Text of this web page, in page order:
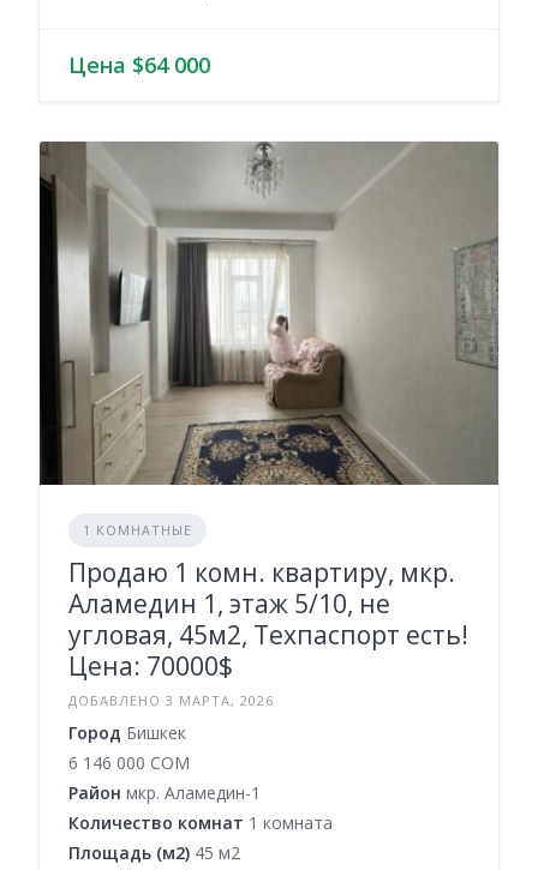
Цена $64 000
1 КОМНАТНЫЕ
Продаю 1 комн. квартиру, мкр.
Аламедин 1, этаж 5/10, не
угловая, 45м2, Техпаспорт есть!
Цена: 70000$
ДОБАВЛЕНО 3 МАРТА, 2026
Город Бишкек
6 146 000 COM
Район мкр. Аламедин-1
Количество комнат 1 комната
Площадь (м2) 45 м2